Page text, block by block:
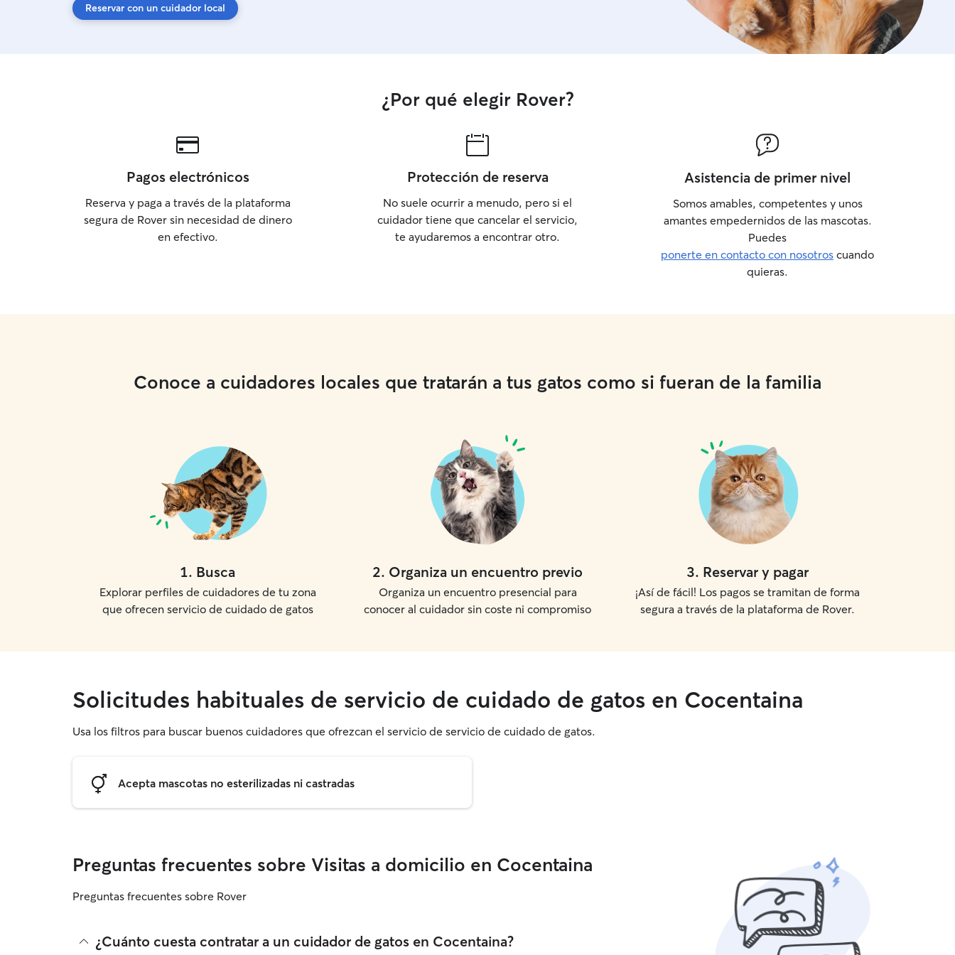
Reservar con un cuidador local
¿Por qué elegir Rover?
Pagos electrónicos
Reserva y paga a través de la plataforma
segura de Rover sin necesidad de dinero
en efectivo.
Protección de reserva
No suele ocurrir a menudo, pero si el
cuidador tiene que cancelar el servicio,
te ayudaremos a encontrar otro.
Asistencia de primer nivel
Somos amables, competentes y unos
amantes empedernidos de las mascotas.
Puedes
ponerte en contacto con nosotros cuando
quieras.
Conoce a cuidadores locales que tratarán a tus gatos como si fueran de la familia
1. Busca
Explorar perfiles de cuidadores de tu zona
que ofrecen servicio de cuidado de gatos
2. Organiza un encuentro previo
Organiza un encuentro presencial para
conocer al cuidador sin coste ni compromiso
3. Reservar y pagar
¡Así de fácil! Los pagos se tramitan de forma
segura a través de la plataforma de Rover.
Solicitudes habituales de servicio de cuidado de gatos en Cocentaina
Usa los filtros para buscar buenos cuidadores que ofrezcan el servicio de servicio de cuidado de gatos.
Acepta mascotas no esterilizadas ni castradas
Preguntas frecuentes sobre Visitas a domicilio en Cocentaina
Preguntas frecuentes sobre Rover
¿Cuánto cuesta contratar a un cuidador de gatos en Cocentaina?